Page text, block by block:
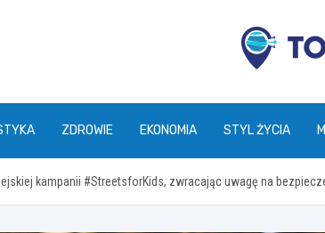
ZDROWIE EKONOMIA STYL ŻYCIA
kampanii #StreetsforKids, zwracając uwagę na